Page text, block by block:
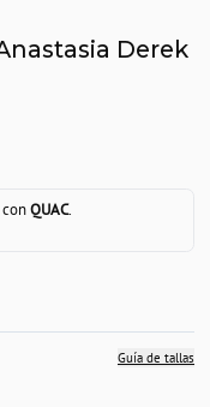
Derek
QUAC.
Guía de tallas